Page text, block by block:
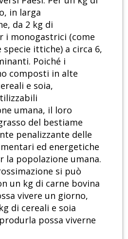
in larga
da 2 kg di
i monogastrici (come
specie ittiche) a circa 6,
Poiché i
composti in alte
e soia,
umana, il loro
del bestiame
penalizzante delle
ed energetiche
la popolazione umana.
si può
un kg di carne bovina
vivere un giorno,
di cereali e soia
possa viverne